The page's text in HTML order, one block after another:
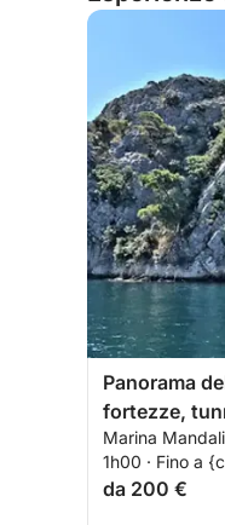
Panorama
fortezze,
Marina
1h00 · Fino a
da 200 €